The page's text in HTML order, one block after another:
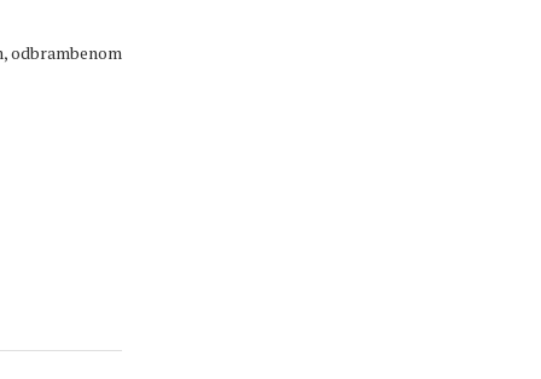
odbrambenom